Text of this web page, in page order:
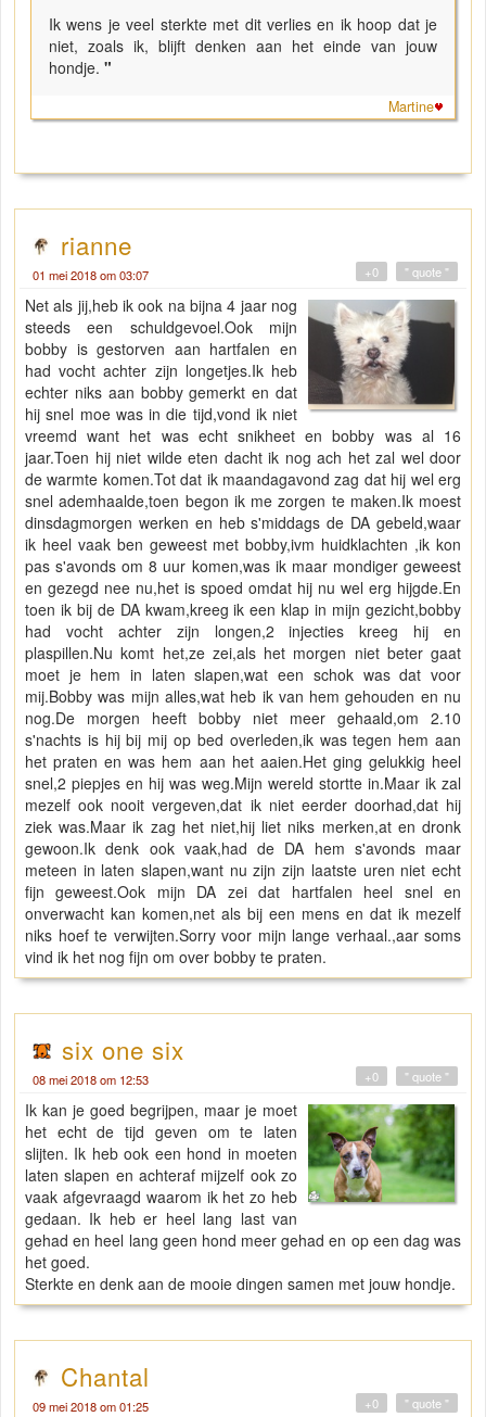
Ik wens je veel sterkte met dit verlies en ik hoop dat je
niet, zoals ik, blijft denken aan het einde van jouw
hondje. "
Martine
rianne
01 mei 2018 om 03:07 " quote "
+0
Net als jij,heb ik ook na bijna 4 jaar nog
steeds een schuldgevoel.Ook mijn
bobby is gestorven aan hartfalen en
had vocht achter zijn longetjes.Ik heb
echter niks aan bobby gemerkt en dat
hij snel moe was in die tijd,vond ik niet
vreemd want het was echt snikheet en bobby was al 16
jaar.Toen hij niet wilde eten dacht ik nog ach het zal wel door
de warmte komen.Tot dat ik maandagavond zag dat hij wel erg
snel ademhaalde,toen begon ik me zorgen te maken.Ik moest
dinsdagmorgen werken en heb s'middags de DA gebeld,waar
ik heel vaak ben geweest met bobby,ivm huidklachten ,ik kon
pas s'avonds om 8 uur komen,was ik maar mondiger geweest
en gezegd nee nu,het is spoed omdat hij nu wel erg hijgde.En
toen ik bij de DA kwam,kreeg ik een klap in mijn gezicht,bobby
had vocht achter zijn longen,2 injecties kreeg hij en
plaspillen.Nu komt het,ze zei,als het morgen niet beter gaat
moet je hem in laten slapen,wat een schok was dat voor
mij.Bobby was mijn alles,wat heb ik van hem gehouden en nu
nog.De morgen heeft bobby niet meer gehaald,om 2.10
s'nachts is hij bij mij op bed overleden,ik was tegen hem aan
het praten en was hem aan het aaien.Het ging gelukkig heel
snel,2 piepjes en hij was weg.Mijn wereld stortte in.Maar ik zal
mezelf ook nooit vergeven,dat ik niet eerder doorhad,dat hij
ziek was.Maar ik zag het niet,hij liet niks merken,at en dronk
gewoon.Ik denk ook vaak,had de DA hem s'avonds maar
meteen in laten slapen,want nu zijn zijn laatste uren niet echt
fijn geweest.Ook mijn DA zei dat hartfalen heel snel en
onverwacht kan komen,net als bij een mens en dat ik mezelf
niks hoef te verwijten.Sorry voor mijn lange verhaal.,aar soms
vind ik het nog fijn om over bobby te praten.
six one six
08 mei 2018 om 12:53 " quote "
+0
Ik kan je goed begrijpen, maar je moet
het echt de tijd geven om te laten
slijten. Ik heb ook een hond in moeten
laten slapen en achteraf mijzelf ook zo
vaak afgevraagd waarom ik het zo heb
gedaan. Ik heb er heel lang last van
gehad en heel lang geen hond meer gehad en op een dag was
het goed.
Sterkte en denk aan de mooie dingen samen met jouw hondje.
Chantal
09 mei 2018 om 01:25 " quote "
+0